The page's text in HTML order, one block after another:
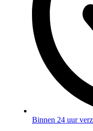
Binnen 24 uur